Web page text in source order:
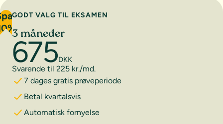
GODT VALG TIL EKSAMEN
3 måneder
675DKK
Svarende til 225 kr./md.
7 dages gratis prøveperiode
Betal kvartalsvis
Automatisk fornyelse